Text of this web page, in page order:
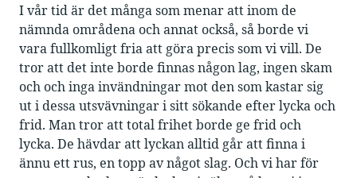
I vår tid är det många som menar att inom de
nämnda områdena och annat också, så borde vi
vara fullkomligt fria att göra precis som vi vill. De
tror att det inte borde finnas någon lag, ingen skam
och och inga invändningar mot den som kastar sig
ut i dessa utsvävningar i sitt sökande efter lycka och
frid. Man tror att total frihet borde ge frid och
lycka. De hävdar att lyckan alltid går att finna i
ännu ett rus, en topp av något slag. Och vi har för